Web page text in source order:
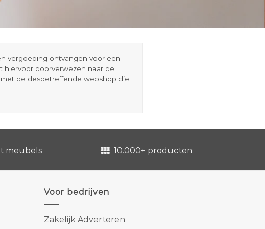
vergoeding ontvangen voor een
hiervoor doorverwezen naar de
de desbetreffende webshop die
meubels 10.000+ producten
Voor bedrijven
Zakelijk Adverteren